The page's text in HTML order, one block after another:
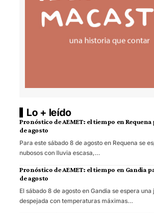
Lo + leído
Pronóstico de AEMET: el tiempo en Requena
de agosto
Para este sábado 8 de agosto en Requena se
nubosos con lluvia escasa,…
Pronóstico de AEMET: el tiempo en Gandia
de agosto
El sábado 8 de agosto en Gandia se espera una
despejada con temperaturas máximas…